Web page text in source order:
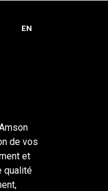
EN
de vos
et
qualité